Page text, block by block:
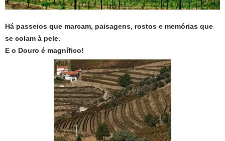
Há passeios que marcam, paisagens, rostos e memórias que
se colam à pele.
E o Douro é magnífico!